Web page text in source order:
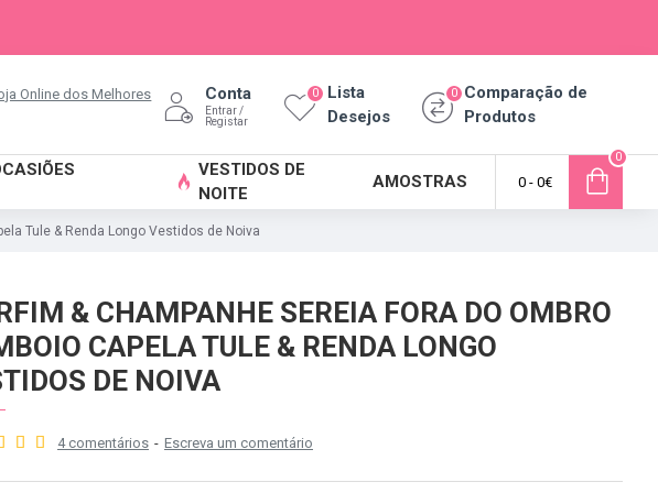
Conta
Entrar /
Registar
Lista
Desejos
0
Comparação de
Produtos
0
VESTIDOS DE
NOITE
AMOSTRAS 0 - 0€
0
Tule & Renda Longo Vestidos de Noiva
& CHAMPANHE SEREIA FORA DO OMBRO
CAPELA TULE & RENDA LONGO
DE NOIVA
4 comentários - Escreva um comentário